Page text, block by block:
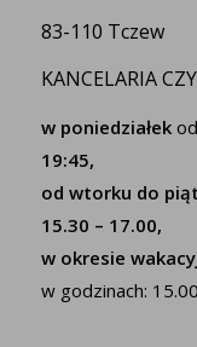
83-110 Tczew
KANCELARIA
w poniedziałekod
19:45,
od wtorku do
15.30 – 17.00,
w okresie
w godzinach: